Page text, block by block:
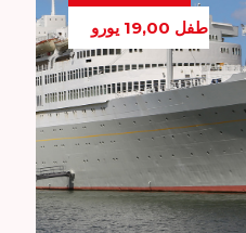
طفل 19,00 يورو